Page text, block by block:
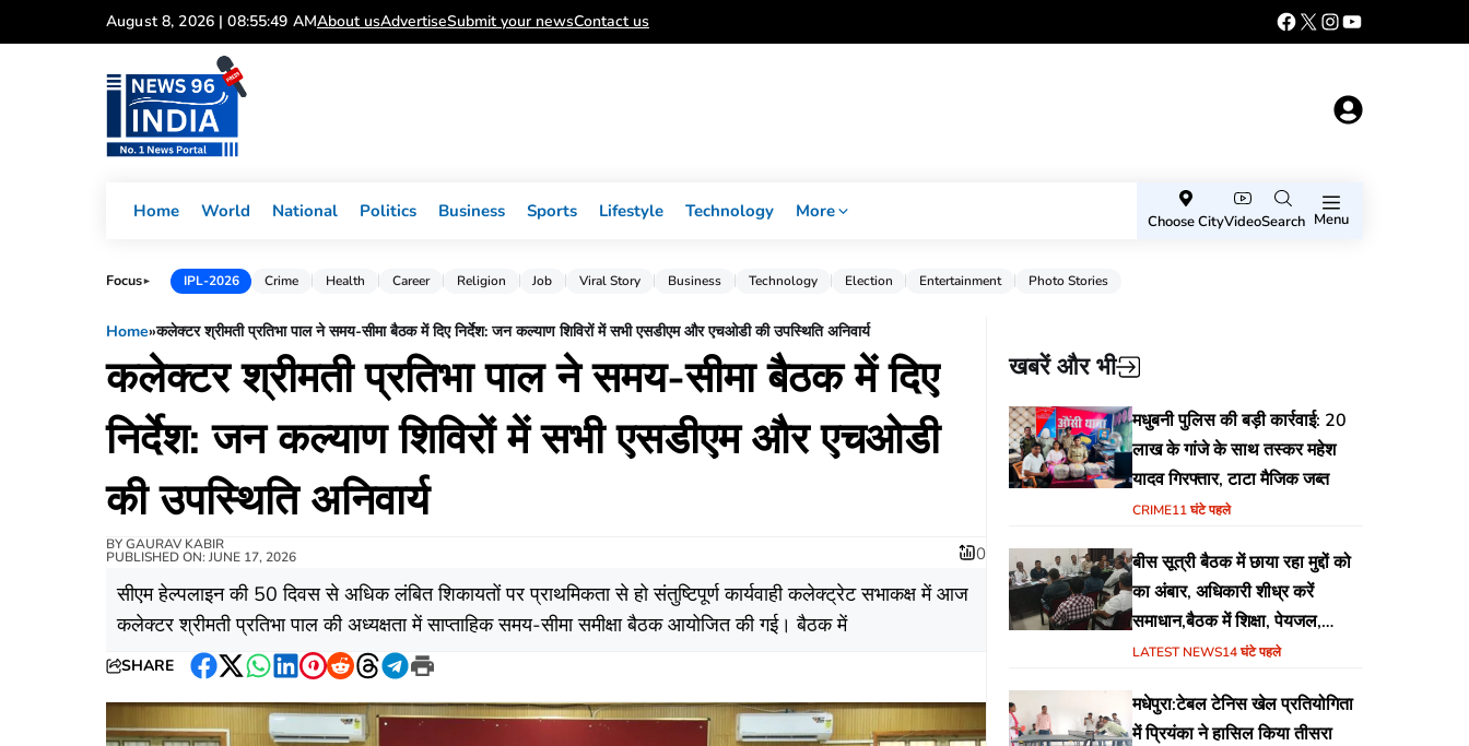
to
August 8, 2026 | 08:55:50 AMAbout usAdvertiseSubmit your newsContact us
Home World National Politics Business Sports Lifestyle Technology More
Choose CityVideoSearch Menu
Focus► IPL-2026 Crime Health Career Religion Job Viral Story Business Technology Election Entertainment Photo Stories
Home»कलेक्टर श्रीमती प्रतिभा पाल ने समय-सीमा बैठक में दिए निर्देश: जन कल्याण शिविरों में सभी एसडीएम और एचओडी की उपस्थिति अनिवार्य
कलेक्टर श्रीमती प्रतिभा पाल ने समय-सीमा बैठक में दिए
निर्देश: जन कल्याण शिविरों में सभी एसडीएम और एचओडी
की उपस्थिति अनिवार्य
BYGAURAV KABIR
PUBLISHED ON: JUNE 17, 2026 0
सीएम हेल्पलाइन की 50 दिवस से अधिक लंबित शिकायतों पर प्राथमिकता से हो संतुष्टिपूर्ण कार्यवाही कलेक्ट्रेट सभाकक्ष में आज
कलेक्टर श्रीमती प्रतिभा पाल की अध्यक्षता में साप्ताहिक समय-सीमा समीक्षा बैठक आयोजित की गई। बैठक में
SHARE
Facebook
Twitter
WhatsApp
LinkedIn
Pinterest
RedditThreads
Telegram
Print
खबरें और भी
मधुबनी पुलिस की बड़ी कार्रवाई: 20
लाख के गांजे के साथ तस्कर महेश
यादव गिरफ्तार, टाटा मैजिक जब्त
CRIME11 घंटे पहले
बीस सूत्री बैठक में छाया रहा मुद्दों को
का अंबार, अधिकारी शीध्र करें
समाधान,बैठक में शिक्षा, पेयजल,
जलजमाव,आवास ,व किसानों के
LATEST NEWS14 घंटे पहले
मधेपुरा:टेबल टेनिस खेल प्रतियोगिता
में प्रियंका ने हासिल किया तीसरा